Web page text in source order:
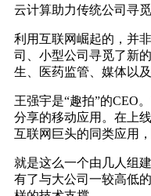
云计算助力传统公司寻
利用互联网崛起的，并
司、小型公司寻觅了新
生、医药监管、媒体以
王强宇是“趣拍”的CEO
分享的移动应用。在上
互联网巨头的同类应用，
就是这么一个由几人组
有了与大公司一较高低